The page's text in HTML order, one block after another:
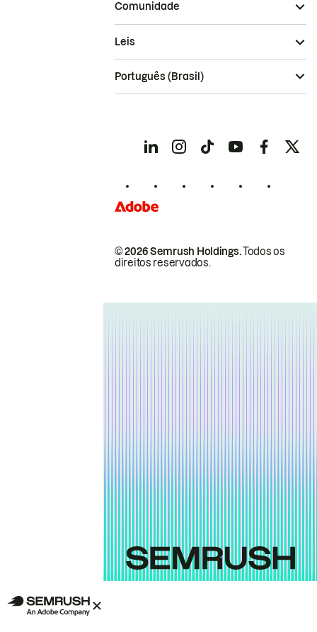
Comunidade
© 2026 Semrush Holdings.Todos os
direitos reservados.
Leis
Português (Brasil)